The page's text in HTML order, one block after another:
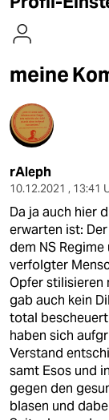
nord
wahrheit
verlag
verlag
veranstaltungen
shop
fragen & hilfe
unterstützen
abo
genossenschaft
epaper login
meine
rAleph
10.12.2021 , 13:41
Da ja auch hier
erwarten ist:
dem NS
verfolgter
Opfer stilisieren
gab auch kein
total
haben sich
Verstand
samt Esos und
gegen den
blasen und